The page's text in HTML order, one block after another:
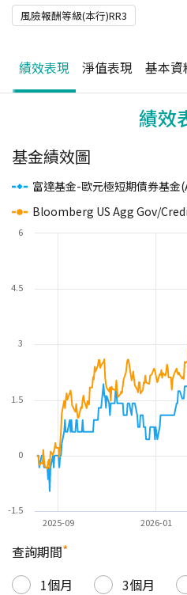
風險報酬等級(本行)RR3
績效表現 淨值表現 基本資
績效
基金績效圖
富達基金-歐元極短期債券基金(A股
Bloomberg US Agg Gov/Credit
2026-01
2025-09
-1.5
0
1.5
3
4.5
6
查詢期間*
1個月
3個月